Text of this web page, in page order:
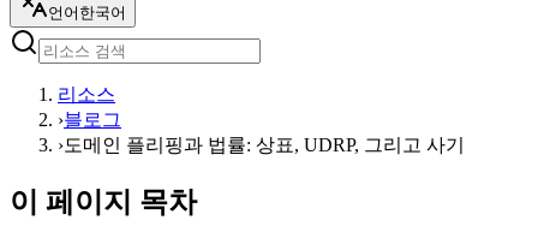
언어 한국어
리소스
›블로그
›도메인 플리핑과 법률: 상표, UDRP, 그리고 사기
이 페이지 목차